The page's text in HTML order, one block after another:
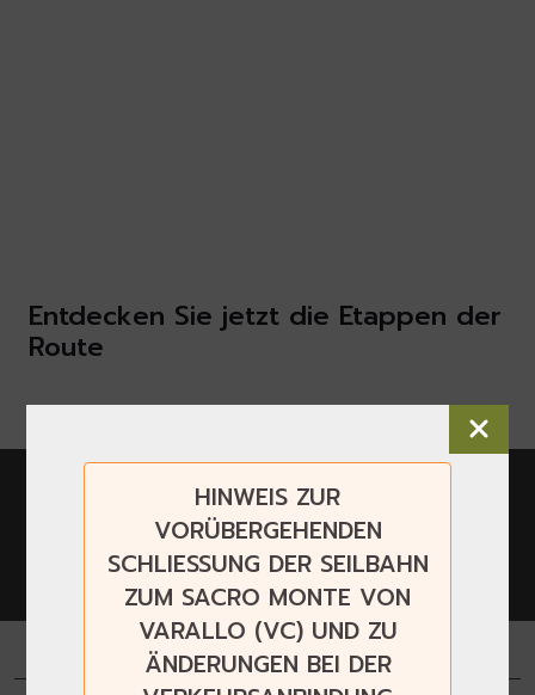
Entdecken Sie jetzt die Etappen der
Route
Laden Sie die App herunter
und entdecken Sie die Sacri
Monti mit Audioguide und
360°-Panoramafotos
HINWEIS ZUR
VORÜBERGEHENDEN
SCHLIESSUNG DER SEILBAHN
ZUM SACRO MONTE VON
VARALLO (VC) UND ZU
ÄNDERUNGEN BEI DER